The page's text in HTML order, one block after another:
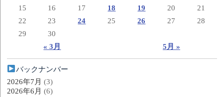
« 3月 5月 »
15
16 17 18 19 20
21
22
23 24 25 26 27
28
29
30
バックナンバー
2026年7月 (3)
2026年6月 (6)